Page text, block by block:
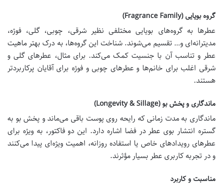
گروه بویایی (Fragrance Family)
عطرها به گروه‌های بویایی مختلفی نظیر شرقی، چوبی، گلی، فوژه،
مدیترانه‌ای و… تقسیم می‌شوند. شناخت این گروه‌ها، به درک بهتر ماهیت
عطر و تناسب آن با جنسیت کمک می‌کند. برای مثال، عطرهای گلی و
شرقی اغلب برای خانم‌ها و عطرهای چوبی و فوژه برای آقایان پرکاربردتر
هستند.
ماندگاری و پخش بو (Longevity & Sillage)
ماندگاری به مدت زمانی که رایحه روی پوست باقی می‌ماند و پخش بو به
گستره انتشار بوی عطر در فضا اشاره دارد. این دو فاکتور، به ویژه برای
عطرهای رویدادهای خاص یا استفاده روزانه، اهمیت ویژه‌ای پیدا می‌کنند
و در تجربه کاربری عطر بسیار مؤثرند.
مناسبت و کاربرد